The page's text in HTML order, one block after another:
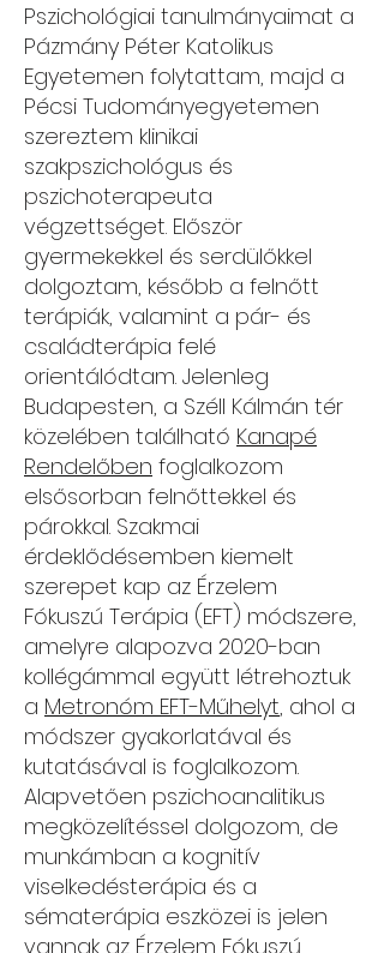
Pszichológiai tanulmányaimat a
Pázmány Péter Katolikus
Egyetemen folytattam, majd a
Pécsi Tudományegyetemen
szereztem klinikai
szakpszichológus és
pszichoterapeuta
végzettséget. Először
gyermekekkel és serdülőkkel
dolgoztam, később a felnőtt
terápiák, valamint a pár- és
családterápia felé
orientálódtam. Jelenleg
Budapesten, a Széll Kálmán tér
közelében található Kanapé
Rendelőben foglalkozom
elsősorban felnőttekkel és
párokkal. Szakmai
érdeklődésemben kiemelt
szerepet kap az Érzelem
Fókuszú Terápia (EFT) módszere,
amelyre alapozva 2020-ban
kollégámmal együtt létrehoztuk
a Metronóm EFT-Műhelyt, ahol a
módszer gyakorlatával és
kutatásával is foglalkozom.
Alapvetően pszichoanalitikus
megközelítéssel dolgozom, de
munkámban a kognitív
viselkedésterápia és a
sématerápia eszközei is jelen
vannak az Érzelem Fókuszú